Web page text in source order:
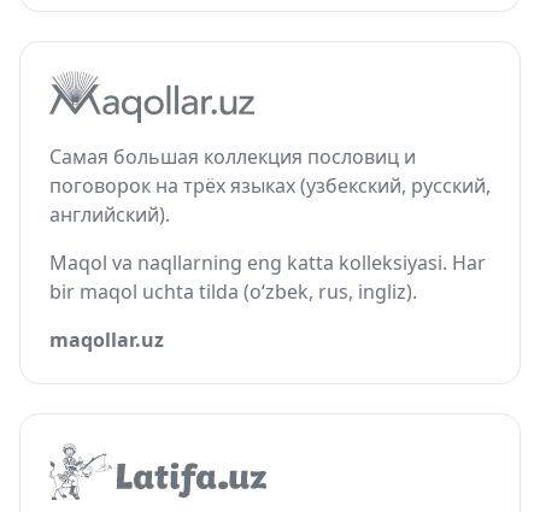
Самая большая коллекция пословиц и
поговорок на трёх языках (узбекский, русский,
английский).
Maqol va naqllarning eng katta kolleksiyasi. Har
bir maqol uchta tilda (o‘zbek, rus, ingliz).
maqollar.uz